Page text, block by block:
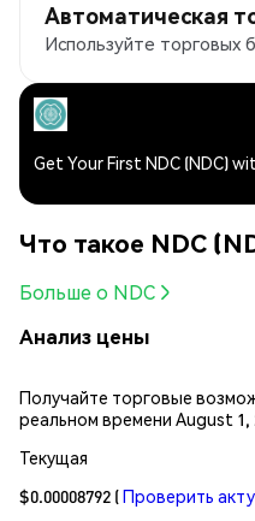
Автоматическая
Используйте торговых
Get Your First NDC (NDC)
Что такое NDC
Больше о NDC
Анализ цены
Получайте торговые
реальном времени August 1,
Текущая
$0.00008792 (Проверить